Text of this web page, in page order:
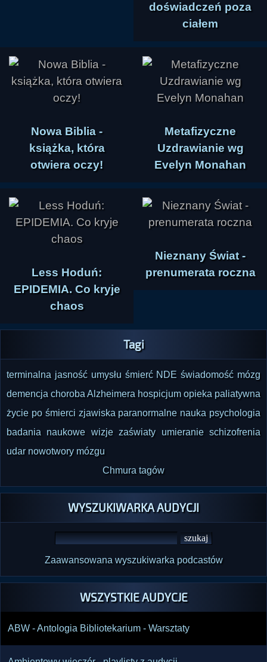
doświadczeń poza
ciałem
Nowa Biblia -
książka, która
otwiera oczy!
Metafizyczne
Uzdrawianie wg
Evelyn Monahan
Less Hoduń:
EPIDEMIA. Co kryje
chaos
Nieznany Świat -
prenumerata roczna
Tagi
terminalna jasność umysłu śmierć NDE świadomość mózg
demencja choroba Alzheimera hospicjum opieka paliatywna
życie po śmierci zjawiska paranormalne nauka psychologia
badania naukowe wizje zaświaty umieranie schizofrenia
udar nowotwory mózgu
Chmura tagów
WYSZUKIWARKA AUDYCJI
Zaawansowana wyszukiwarka podcastów
WSZYSTKIE AUDYCJE
ABW - Antologia Bibliotekarium - Warsztaty